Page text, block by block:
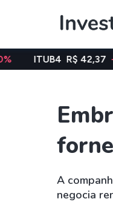
Índice
Ibovespa
Ações
R$ 42,37 -0,31%
A
negocia